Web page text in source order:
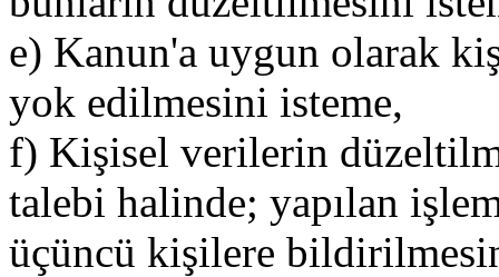
e) Kanun'a uygun olarak
yok edilmesini isteme,
f) Kişisel verilerin
talebi halinde; yapılan
üçüncü kişilere